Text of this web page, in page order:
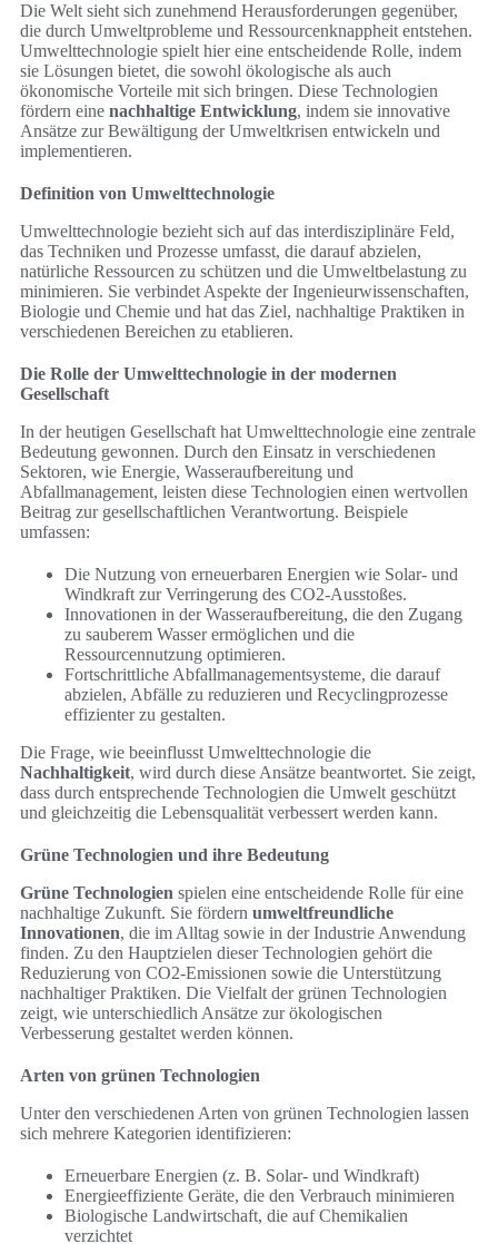
Die Welt sieht sich zunehmend Herausforderungen gegenüber,
die durch Umweltprobleme und Ressourcenknappheit entstehen.
Umwelttechnologie spielt hier eine entscheidende Rolle, indem
sie Lösungen bietet, die sowohl ökologische als auch
ökonomische Vorteile mit sich bringen. Diese Technologien
fördern eine nachhaltige Entwicklung, indem sie innovative
Ansätze zur Bewältigung der Umweltkrisen entwickeln und
implementieren.
Definition von Umwelttechnologie
Umwelttechnologie bezieht sich auf das interdisziplinäre Feld,
das Techniken und Prozesse umfasst, die darauf abzielen,
natürliche Ressourcen zu schützen und die Umweltbelastung zu
minimieren. Sie verbindet Aspekte der Ingenieurwissenschaften,
Biologie und Chemie und hat das Ziel, nachhaltige Praktiken in
verschiedenen Bereichen zu etablieren.
Die Rolle der Umwelttechnologie in der modernen
Gesellschaft
In der heutigen Gesellschaft hat Umwelttechnologie eine zentrale
Bedeutung gewonnen. Durch den Einsatz in verschiedenen
Sektoren, wie Energie, Wasseraufbereitung und
Abfallmanagement, leisten diese Technologien einen wertvollen
Beitrag zur gesellschaftlichen Verantwortung. Beispiele
umfassen:
Die Nutzung von erneuerbaren Energien wie Solar- und
Windkraft zur Verringerung des CO2-Ausstoßes.
Innovationen in der Wasseraufbereitung, die den Zugang
zu sauberem Wasser ermöglichen und die
Ressourcennutzung optimieren.
Fortschrittliche Abfallmanagementsysteme, die darauf
abzielen, Abfälle zu reduzieren und Recyclingprozesse
effizienter zu gestalten.
Die Frage, wie beeinflusst Umwelttechnologie die
Nachhaltigkeit, wird durch diese Ansätze beantwortet. Sie zeigt,
dass durch entsprechende Technologien die Umwelt geschützt
und gleichzeitig die Lebensqualität verbessert werden kann.
Grüne Technologien und ihre Bedeutung
Grüne Technologien spielen eine entscheidende Rolle für eine
nachhaltige Zukunft. Sie fördern umweltfreundliche
Innovationen, die im Alltag sowie in der Industrie Anwendung
finden. Zu den Hauptzielen dieser Technologien gehört die
Reduzierung von CO2-Emissionen sowie die Unterstützung
nachhaltiger Praktiken. Die Vielfalt der grünen Technologien
zeigt, wie unterschiedlich Ansätze zur ökologischen
Verbesserung gestaltet werden können.
Arten von grünen Technologien
Unter den verschiedenen Arten von grünen Technologien lassen
sich mehrere Kategorien identifizieren:
Erneuerbare Energien (z. B. Solar- und Windkraft)
Energieeffiziente Geräte, die den Verbrauch minimieren
Biologische Landwirtschaft, die auf Chemikalien
verzichtet